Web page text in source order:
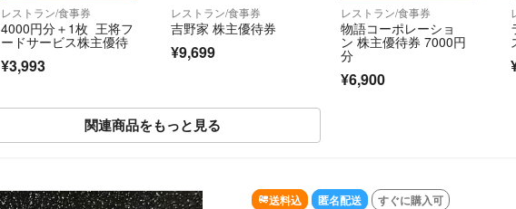
レストラン/食事券
4000円分＋1枚 王将フ
ードサービス株主優待
¥3,993
レストラン/食事券
吉野家 株主優待券
¥9,699
レストラン/食事券
物語コーポレーショ
ン 株主優待券 7000円
分
¥6,900
関連商品をもっと見る
送料込 匿名配送 すぐに購入可